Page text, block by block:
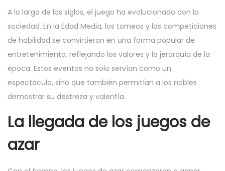
A lo largo de los siglos, el juego ha evolucionado con la
sociedad. En la Edad Media, los torneos y las competiciones
de habilidad se convirtieron en una forma popular de
entretenimiento, reflejando los valores y la jerarquía de la
época. Estos eventos no solo servían como un
espectáculo, sino que también permitían a los nobles
demostrar su destreza y valentía.
La llegada de los juegos de
azar